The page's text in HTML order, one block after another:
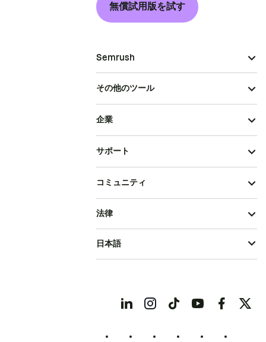
無償試用版を試す
Semrush
その他のツール
企業
サポート
コミュニティ
法律
日本語